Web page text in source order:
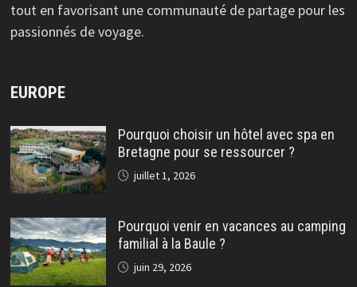
tout en favorisant une communauté de partage pour les
passionnés de voyage.
EUROPE
Pourquoi choisir un hôtel avec spa en
Bretagne pour se ressourcer ?
juillet 1, 2026
Pourquoi venir en vacances au camping
familial à la Baule ?
juin 29, 2026